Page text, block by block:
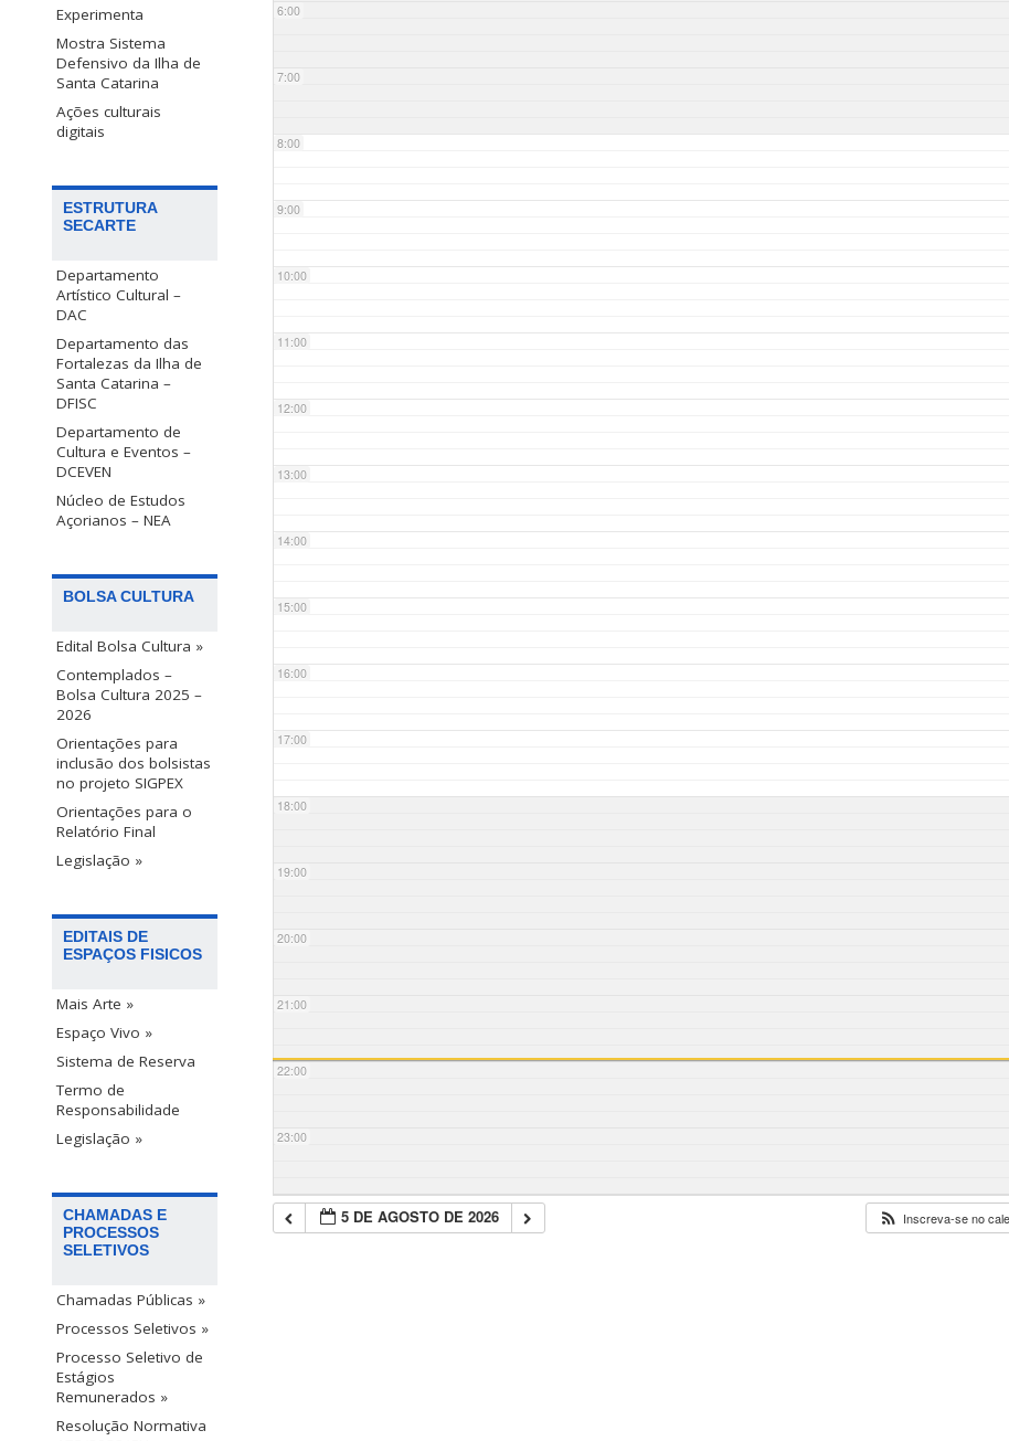
Experimenta
Mostra Sistema
Defensivo da Ilha de
Santa Catarina
Ações culturais
digitais
ESTRUTURA
SECARTE
Departamento
Artístico Cultural –
DAC
Departamento das
Fortalezas da Ilha de
Santa Catarina –
DFISC
Departamento de
Cultura e Eventos –
DCEVEN
Núcleo de Estudos
Açorianos – NEA
BOLSA CULTURA
Edital Bolsa Cultura »
Contemplados –
Bolsa Cultura 2025 –
2026
Orientações para
inclusão dos bolsistas
no projeto SIGPEX
Orientações para o
Relatório Final
Legislação »
EDITAIS DE
ESPAÇOS FISICOS
Mais Arte »
Espaço Vivo »
Sistema de Reserva
Termo de
Responsabilidade
Legislação »
CHAMADAS E
PROCESSOS
SELETIVOS
Chamadas Públicas »
Processos Seletivos »
Processo Seletivo de
Estágios
Remunerados »
Resolução Normativa
6:00
7:00
8:00
9:00
10:00
11:00
12:00
13:00
14:00
15:00
16:00
17:00
18:00
19:00
20:00
21:00
22:00
23:00
5 DE AGOSTO DE 2026 Inscreva-se no